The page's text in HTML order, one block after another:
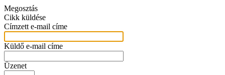
Megosztás
Cikk küldése
Címzett e-mail címe
Küldő e-mail címe
Üzenet